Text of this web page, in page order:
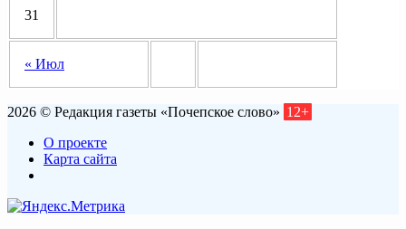
« Июл
31
2026 © Редакция газеты «Почепское слово» 12+
О проекте
Карта сайта